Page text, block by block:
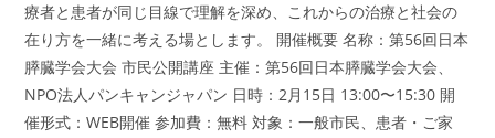
療者と患者が同じ目線で理解を深め、これからの治療と社会の
在り方を一緒に考える場とします。 開催概要 名称：第56回日本
膵臓学会大会 市民公開講座 主催：第56回日本膵臓学会大会、
NPO法人パンキャンジャパン 日時：2月15日 13:00〜15:30 開
催形式：WEB開催 参加費：無料 対象：一般市民、患者・ご家